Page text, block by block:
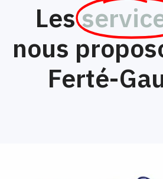
Les
nous
Ferté-